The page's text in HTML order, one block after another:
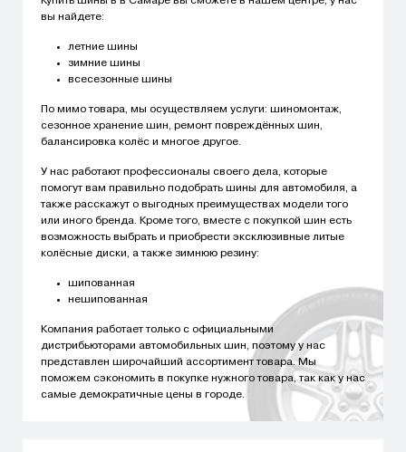
вы найдете:
летние шины
зимние шины
всесезонные шины
По мимо товара, мы осуществляем услуги: шиномонтаж,
сезонное хранение шин, ремонт повреждённых шин,
балансировка колёс и многое другое.
У нас работают профессионалы своего дела, которые
помогут вам правильно подобрать шины для автомобиля, а
также расскажут о выгодных преимуществах модели того
или иного бренда. Кроме того, вместе с покупкой шин есть
возможность выбрать и приобрести эксклюзивные литые
колёсные диски, а также зимнюю резину:
шипованная
нешипованная
Компания работает только с официальными
дистрибьюторами автомобильных шин, поэтому у нас
представлен широчайший ассортимент товара. Мы
поможем сэкономить в покупке нужного товара, так как у нас
самые демократичные цены в городе.